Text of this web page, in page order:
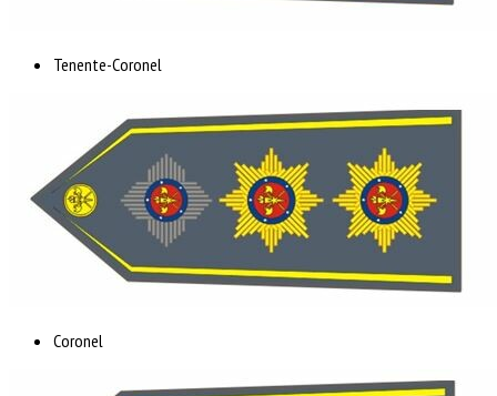
Tenente-Coronel
Coronel